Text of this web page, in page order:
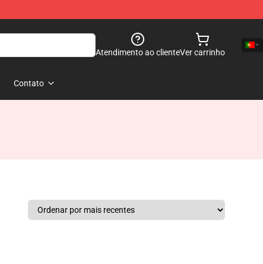
Atendimento ao clienteVer carrinho
Contato